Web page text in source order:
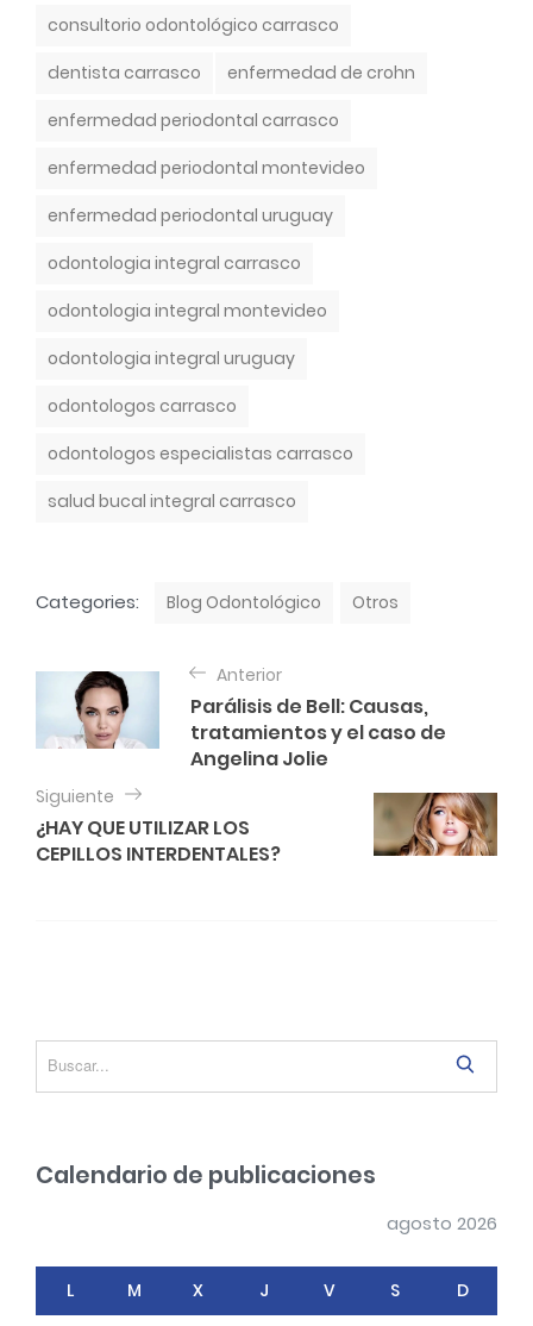
consultorio odontológico carrasco
dentista carrasco
enfermedad de crohn
enfermedad periodontal carrasco
enfermedad periodontal montevideo
enfermedad periodontal uruguay
odontologia integral carrasco
odontologia integral montevideo
odontologia integral uruguay
odontologos carrasco
odontologos especialistas carrasco
salud bucal integral carrasco
Categories: Blog Odontológico Otros
g
a
c
e
e
r
d
Anterior
Parálisis de Bell: Causas,
tratamientos y el caso de
Angelina Jolie
Siguiente
¿HAY QUE UTILIZAR LOS
CEPILLOS INTERDENTALES?
e
Calendario de publicaciones
agosto 2026
L M X J V S D